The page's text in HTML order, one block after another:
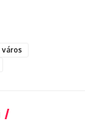
város